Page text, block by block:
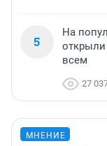
5
На
всем
27
МНЕНИЕ